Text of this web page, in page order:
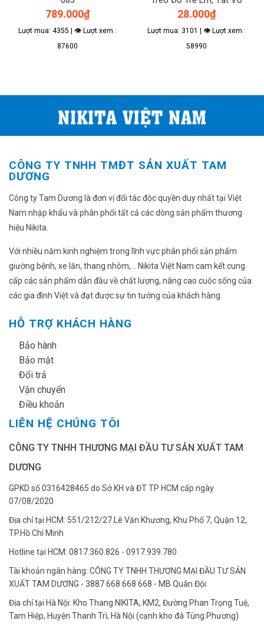
trang
sản
phẩm
789.000₫
Lượt mua: 4355 | 👁 Lượt xem :
87600
28.000₫
Lượt mua: 3101 | 👁 Lượt xem :
58990
có
nhiều
biến
thể.
tùy
chọn
thể
được
trang
phẩm
CÔNG TY TNHH TMĐT SẢN XUẤT TAM
DƯƠNG
Công ty Tam Dương là đơn vị đối tác độc quyền duy nhất tại Việt
Nam nhập khẩu và phân phối tất cả các dòng sản phẩm thương
hiệu Nikita.
Với nhiều năm kinh nghiệm trong lĩnh vực phân phối sản phẩm
giường bệnh, xe lăn, thang nhôm,... Nikita Việt Nam cam kết cung
cấp các sản phẩm dẫn đầu về chất lượng, nâng cao cuộc sống của
các gia đình Việt và đạt được sự tin tưởng của khách hàng.
HỖ TRỢ KHÁCH HÀNG
Bảo hành
Bảo mật
Đổi trả
Vận chuyển
Điều khoản
LIÊN HỆ CHÚNG TÔI
CÔNG TY TNHH THƯƠNG MẠI ĐẦU TƯ SẢN XUẤT TAM
DƯƠNG
GPKD số 0316428465 do Sở KH và ĐT TP HCM cấp ngày
07/08/2020
Địa chỉ tại HCM: 551/212/27 Lê Văn Khương, Khu Phố 7, Quận 12,
TP.Hồ Chí Minh
Hotline tại HCM: 0817.360.826 - 0917.939.780
Tài khoản ngân hàng: CÔNG TY TNHH THƯƠNG MẠI ĐẦU TƯ SẢN
XUẤT TAM DƯƠNG - 3887 668 668 668 - MB Quân Đội
Địa chỉ tại Hà Nội: Kho Thang NIKITA, KM2, Đường Phan Trọng Tuệ,
Tam Hiệp, Huyện Thanh Trì, Hà Nội (cạnh kho đá Tùng Phương)